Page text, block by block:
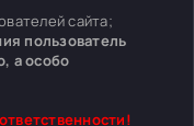
сайта;
пользователь
а особо